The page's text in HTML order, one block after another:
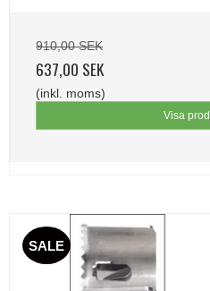
910,00 SEK
637,00 SEK
(inkl. moms)
Visa
SALE